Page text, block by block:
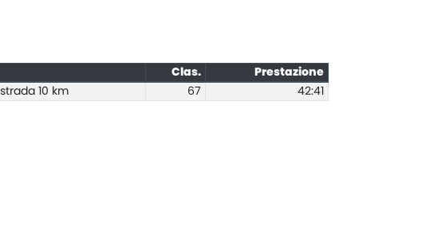
Clas.
Prestazione
10 km 67 42:41